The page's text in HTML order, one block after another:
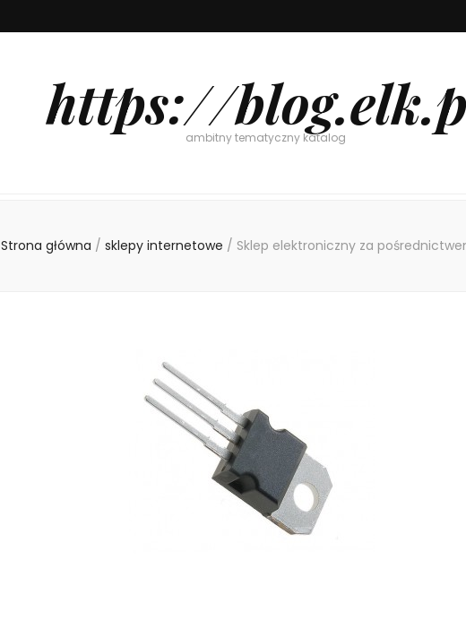
https://ambitny tematyczny katalog
Strona główna / sklepy internetowe / Sklep elektroniczny za